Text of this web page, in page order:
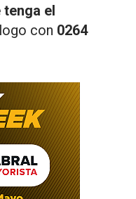
el
con 0264